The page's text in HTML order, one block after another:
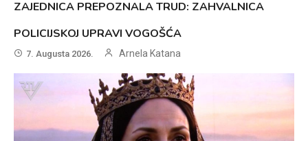
ZAJEDNICA PREPOZNALA TRUD: ZAHVALNICA
POLICIJSKOJ UPRAVI VOGOŠĆA
7. Augusta 2026. Arnela Katana